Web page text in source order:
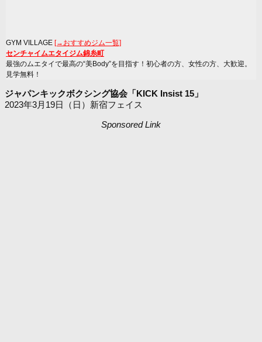
GYM VILLAGE [→おすすめジム一覧]
センチャイムエタイジム錦糸町
最強のムエタイで最高の“美Body”を目指す！初心者の方、女性の方、大歓迎。
見学無料！
ジャパンキックボクシング協会「KICK Insist 15」
2023年3月19日（日）新宿フェイス
Sponsored Link